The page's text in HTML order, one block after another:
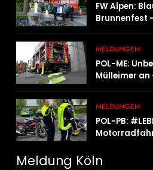
FW Alpen:
Brunnenfest
MELDUNGEN
POL-ME:
Mülleimer an
MELDUNGEN
POL-PB:
Meldung Köln